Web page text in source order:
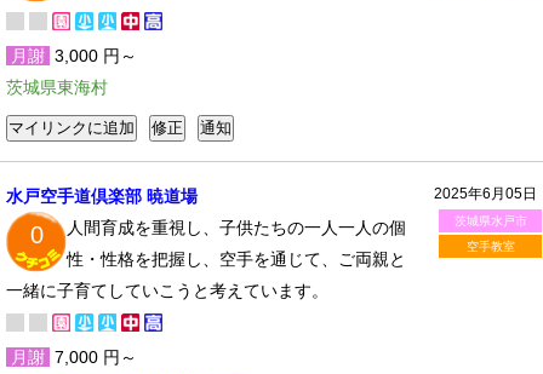
月謝 3,000 円～
茨城県東海村
2025年6月05日
茨城県水戸市
空手教室
水戸空手道倶楽部 暁道場
0
人間育成を重視し、子供たちの一人一人の個
性・性格を把握し、空手を通じて、ご両親と
一緒に子育てしていこうと考えています。
月謝 7,000 円～